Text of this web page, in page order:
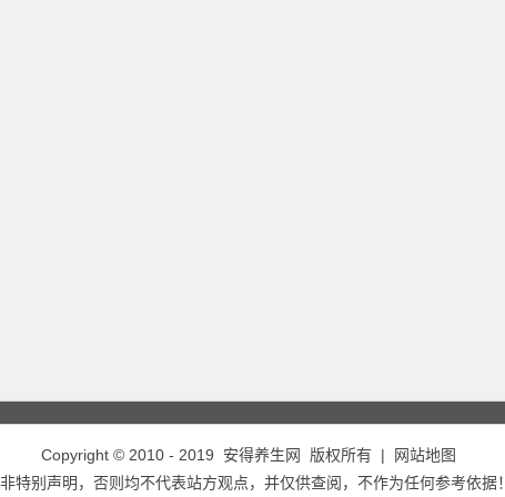
Copyright © 2010 - 2019 安得养生网 版权所有 |
网站地图
特别声明，否则均不代表站方观点，并仅供查阅，不作为任何参考依据！